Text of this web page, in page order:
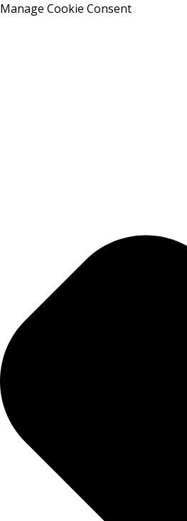
Manage Cookie Consent